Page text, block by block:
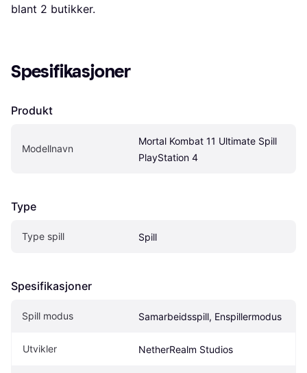
blant 2 butikker.
Spesifikasjoner
Produkt
Modellnavn
Mortal Kombat 11 Ultimate Spill
PlayStation 4
Type
Type spill Spill
Spesifikasjoner
Spill modus Samarbeidsspill, Enspillermodus
Utvikler NetherRealm Studios